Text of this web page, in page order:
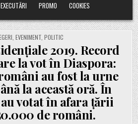
EXECUTĂRI PROMO COOKIES
EVENIMENT POLITIC
2019. Record
la vot în Diaspora:
au fost la urne
la această oră. În
votat în afara țării
de români.